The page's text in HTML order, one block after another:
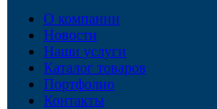
О компании
Новости
Наши услуги
Каталог товаров
Портфолио
Контакты